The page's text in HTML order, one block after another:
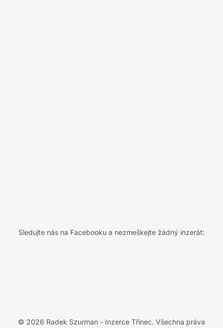
Sledujte nás na Facebooku a nezmeškejte žádný inzerát:
© 2026 Radek Szurman - Inzerce Třinec. Všechna práva